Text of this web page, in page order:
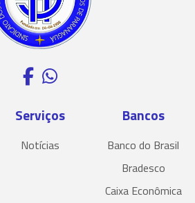
Serviços
Notícias
Bancos
Banco do Brasil
Bradesco
Caixa Econômica